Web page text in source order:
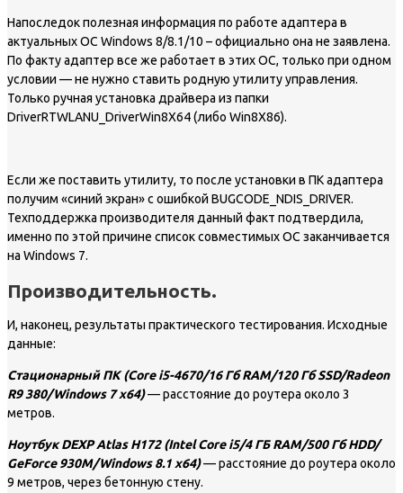
Напоследок полезная информация по работе адаптера в
актуальных ОС Windows 8/8.1/10 – официально она не заявлена.
По факту адаптер все же работает в этих ОС, только при одном
условии — не нужно ставить родную утилиту управления.
Только ручная установка драйвера из папки
DriverRTWLANU_DriverWin8X64 (либо Win8X86).
Если же поставить утилиту, то после установки в ПК адаптера
получим «синий экран» с ошибкой BUGCODE_NDIS_DRIVER.
Техподдержка производителя данный факт подтвердила,
именно по этой причине список совместимых ОС заканчивается
на Windows 7.
Производительность.
И, наконец, результаты практического тестирования. Исходные
данные:
Стационарный ПК (Core i5-4670/16 Гб RAM/120 Гб SSD/Radeon
R9 380/Windows 7 x64)— расстояние до роутера около 3
метров.
Ноутбук DEXP Atlas H172 (Intel Core i5/4 ГБ RAM/500 Гб HDD/
GeForce 930M/Windows 8.1 x64)— расстояние до роутера около
9 метров, через бетонную стену.